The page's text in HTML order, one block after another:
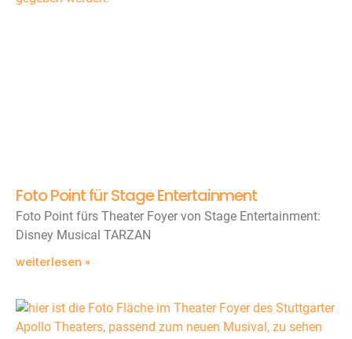
Foto Point für Stage Entertainment
Foto Point fürs Theater Foyer von Stage Entertainment:
Disney Musical TARZAN
weiterlesen »